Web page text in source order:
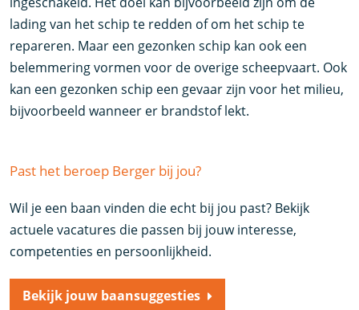
lading van het schip te redden of om het schip te
repareren. Maar een gezonken schip kan ook een
belemmering vormen voor de overige scheepvaart. Ook
kan een gezonken schip een gevaar zijn voor het milieu,
bijvoorbeeld wanneer er brandstof lekt.
Past het beroep Berger bij jou?
Wil je een baan vinden die echt bij jou past? Bekijk
actuele vacatures die passen bij jouw interesse,
competenties en persoonlijkheid.
Bekijk jouw baansuggesties